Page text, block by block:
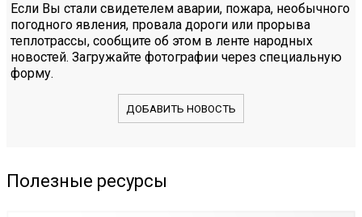
Если Вы стали свидетелем аварии, пожара, необычного
погодного явления, провала дороги или прорыва
теплотрассы, сообщите об этом в ленте народных
новостей. Загружайте фотографии через специальную
форму.
ДОБАВИТЬ НОВОСТЬ
Полезные ресурсы